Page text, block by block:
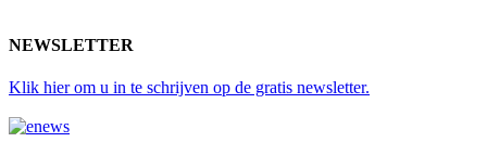
NEWSLETTER
Klik hierom u in te schrijven op de gratis newsletter.